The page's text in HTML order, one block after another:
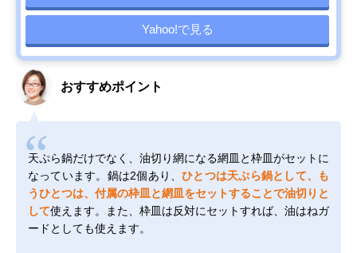
Yahoo!で見る
おすすめポイント
天ぷら鍋だけでなく、油切り網になる網皿と枠皿がセットに
なっています。鍋は2個あり、ひとつは天ぷら鍋として、も
うひとつは、付属の枠皿と網皿をセットすることで油切りと
して使えます。また、枠皿は反対にセットすれば、油はねガ
ードとしても使えます。